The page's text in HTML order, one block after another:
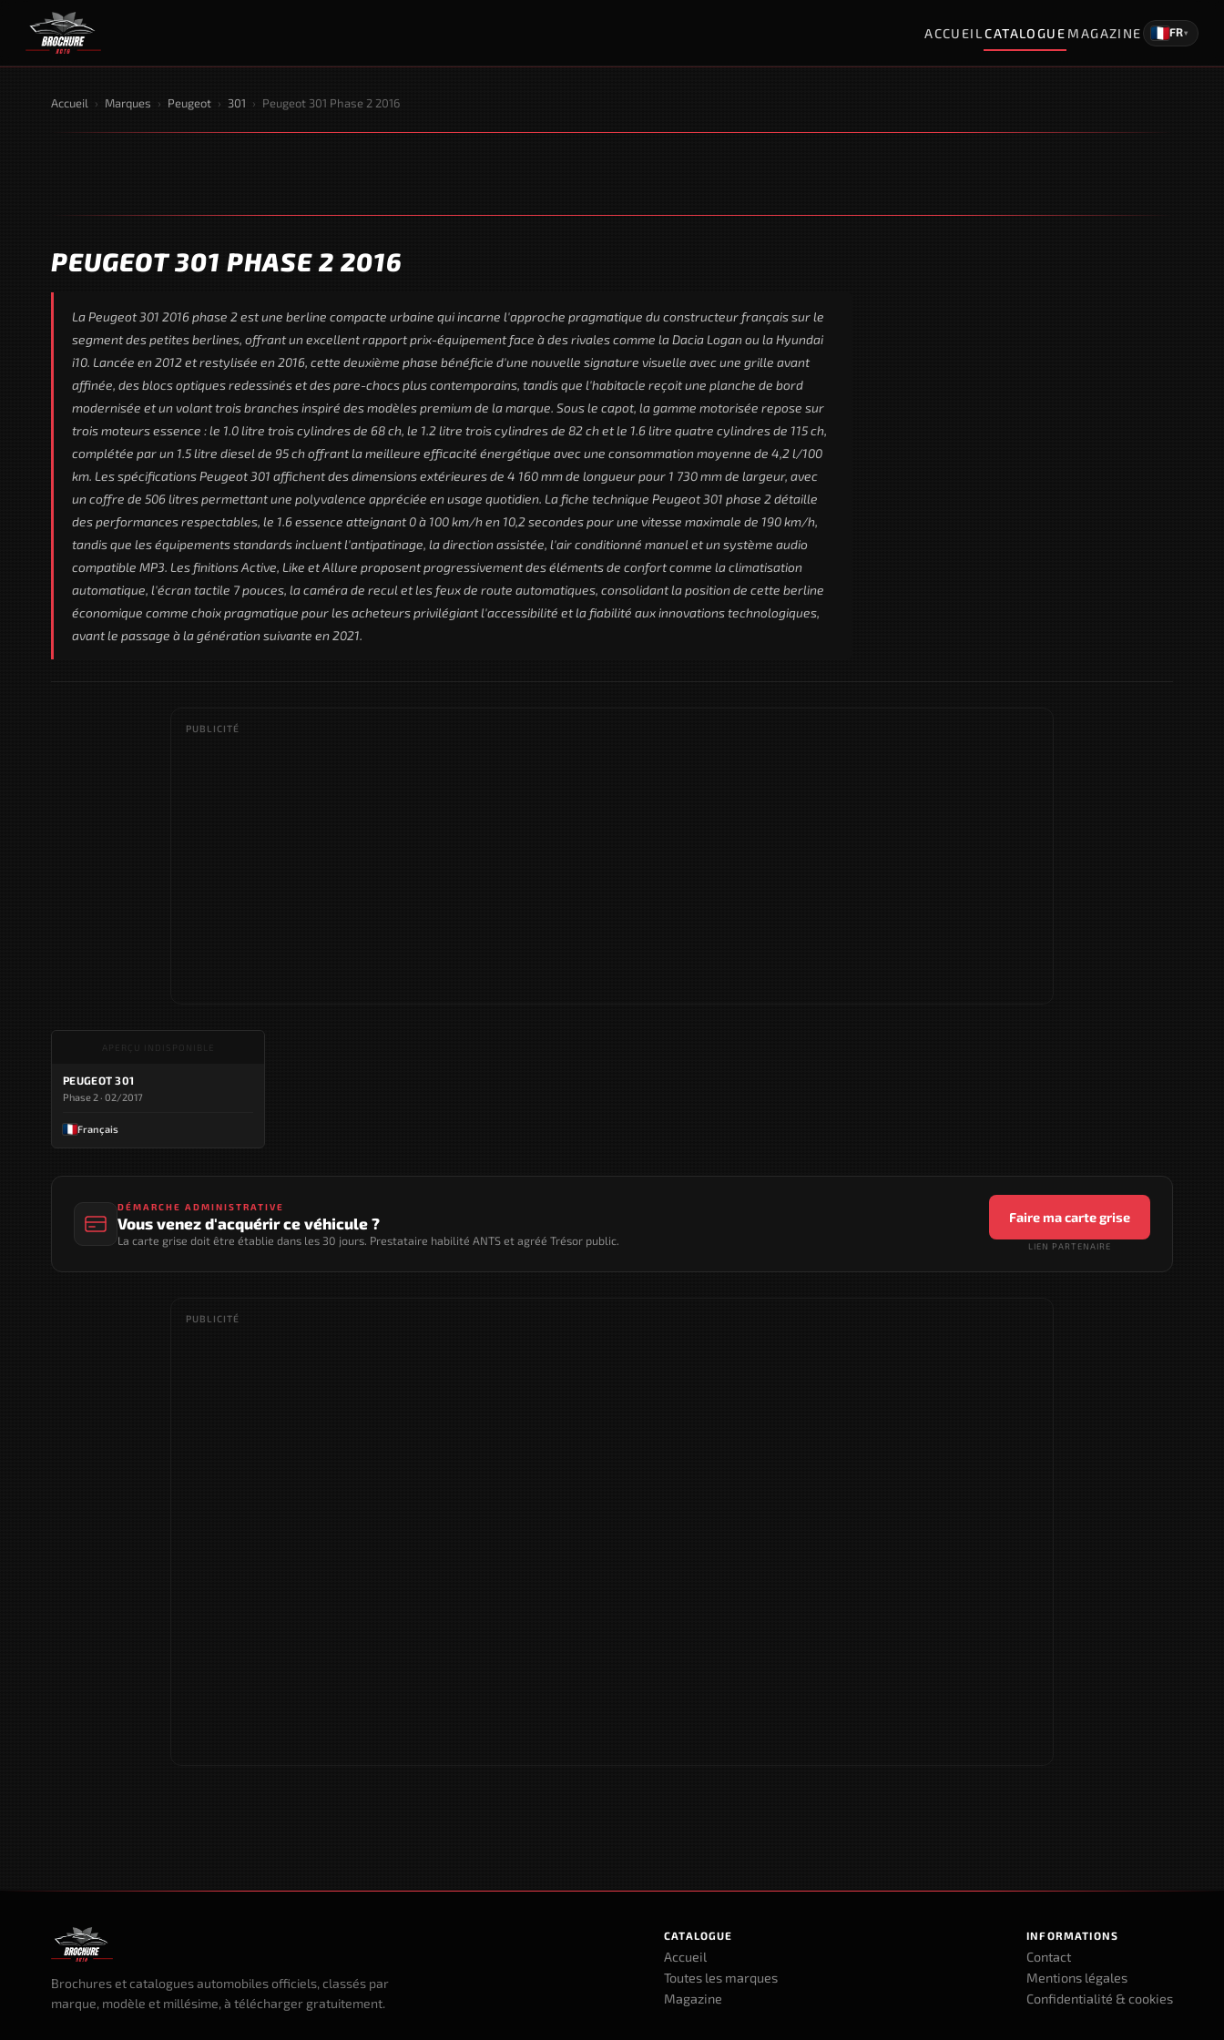
ACCUEILCATALOGUE MAGAZINE FR▾
Accueil › Marques › Peugeot › 301 › Peugeot 301 Phase 2 2016
PEUGEOT 301 PHASE 2 2016
La Peugeot 301 2016 phase 2 est une berline compacte urbaine qui incarne l'approche pragmatique du constructeur français sur le
segment des petites berlines, offrant un excellent rapport prix-équipement face à des rivales comme la Dacia Logan ou la Hyundai
i10. Lancée en 2012 et restylisée en 2016, cette deuxième phase bénéficie d'une nouvelle signature visuelle avec une grille avant
affinée, des blocs optiques redessinés et des pare-chocs plus contemporains, tandis que l'habitacle reçoit une planche de bord
modernisée et un volant trois branches inspiré des modèles premium de la marque. Sous le capot, la gamme motorisée repose sur
trois moteurs essence : le 1.0 litre trois cylindres de 68 ch, le 1.2 litre trois cylindres de 82 ch et le 1.6 litre quatre cylindres de 115 ch,
complétée par un 1.5 litre diesel de 95 ch offrant la meilleure efficacité énergétique avec une consommation moyenne de 4,2 l/100
km. Les spécifications Peugeot 301 affichent des dimensions extérieures de 4 160 mm de longueur pour 1 730 mm de largeur, avec
un coffre de 506 litres permettant une polyvalence appréciée en usage quotidien. La fiche technique Peugeot 301 phase 2 détaille
des performances respectables, le 1.6 essence atteignant 0 à 100 km/h en 10,2 secondes pour une vitesse maximale de 190 km/h,
tandis que les équipements standards incluent l'antipatinage, la direction assistée, l'air conditionné manuel et un système audio
compatible MP3. Les finitions Active, Like et Allure proposent progressivement des éléments de confort comme la climatisation
automatique, l'écran tactile 7 pouces, la caméra de recul et les feux de route automatiques, consolidant la position de cette berline
économique comme choix pragmatique pour les acheteurs privilégiant l'accessibilité et la fiabilité aux innovations technologiques,
avant le passage à la génération suivante en 2021.
PUBLICITÉ
APERÇU INDISPONIBLE
PEUGEOT 301
Phase 2 · 02/2017
Français
DÉMARCHE ADMINISTRATIVE
Vous venez d'acquérir ce véhicule ?
La carte grise doit être établie dans les 30 jours. Prestataire habilité ANTS et agréé Trésor public.
Faire ma carte grise
LIEN PARTENAIRE
PUBLICITÉ
Brochures et catalogues automobiles officiels, classés par
marque, modèle et millésime, à télécharger gratuitement.
CATALOGUE
Accueil
Toutes les marques
Magazine
INFORMATIONS
Contact
Mentions légales
Confidentialité & cookies